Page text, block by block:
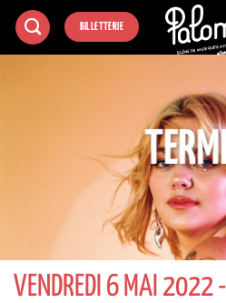
Passer
BILLETTERIE
VENDREDI 6 MAI 2022